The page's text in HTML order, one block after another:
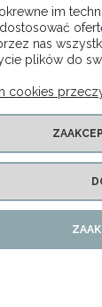
im
nas
plików do
cookies